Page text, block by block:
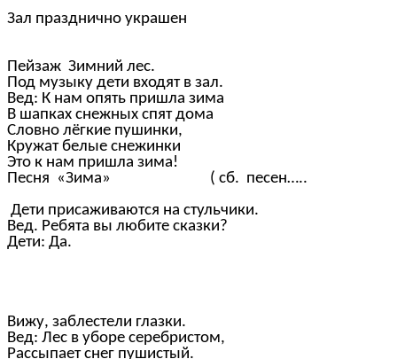
Зал празднично украшен
Пейзаж Зимний лес.
Под музыку дети входят в зал.
Вед: К нам опять пришла зима
В шапках снежных спят дома
Словно лёгкие пушинки,
Кружат белые снежинки
Это к нам пришла зима!
Песня «Зима» ( сб. песен…..
Дети присаживаются на стульчики.
Вед. Ребята вы любите сказки?
Дети: Да.
Вижу, заблестели глазки.
Вед: Лес в уборе серебристом,
Рассыпает снег пушистый.